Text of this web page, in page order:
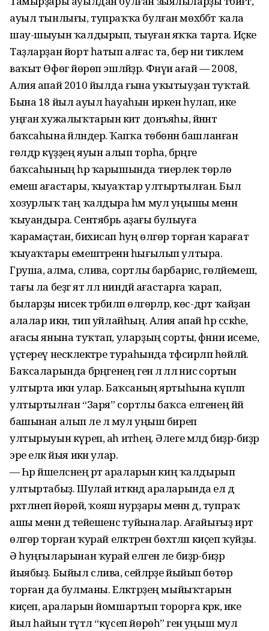
ауыл тынлығы, тупраҡҡа булған мөхәббәт ҡала
шау-шыуын ҡалдырып, тыуған яҡҡа тарта. Иҫке
Таҙларҙан йорт һатып алғас та, бер ни тиклем
ваҡыт Өфөгә йөрөп эшләйҙәр. Фәнәүи ағай — 2008, ә
Алия апай 2010 йылда ғына уҡытыуҙан туҡтай.
Бына 18 йыл ауыл һауаһын иркен һулап, ике
уңған хужалыҡтарын әкиәт донъяһы, йәннәт
баҡсаһына әйләндерә. Ҡапҡа төбөнән башланған
гөлдәр күҙҙең яуын алып торһа, бәрәңге
баҡсаһының һәр ҡарышында тиерлек төрлө
емеш ағастары, ҡыуаҡтар ултыртылған. Был
хозурлыҡ таң ҡалдыра һәм мул уңышы менән
ҡыуандыра. Сентябрь аҙағы булыуға
ҡарамаҫтан, бихисап һуң өлгөрә торған ҡарағат
ҡыуаҡтары емештәренән һығылып ултыра.
Груша, алма, слива, сортлы барбарис, гөлйемеш,
тағы ла беҙгә ят әллә ниндәй ағастарға ҡарап,
быларҙы нисек тәрбиәләп өлгөрәләр, көс-дәрт ҡайҙан
алалар икән, тип уйлайһың. Алия апай һәр сәскәһе,
ағасы янына туҡтап, уларҙың сорты, фәнни исеме,
үҫтереү нескәлектәре тураһында тәфсирләп һөйләй.
Баҡсаларында бәрәңгенең генә лә әллә нисә сортын
ултырта икән улар. Баҡсаның яртыһына күпләп
ултыртылған “Заря” сортлы баҡса еләгенең йәй
башынан алып әле лә мул уңыш биреп
ултырыуын күреп, аһ итәһең. Әлеге мәлдә биҙрә-биҙрә
эре еләк йыя икән улар.
— Һәр йәшелсәнең рәт араларын киң ҡалдырып
ултыртабыҙ. Шулай иткәндә араларында ел дә
рәхәтләнеп йөрөй, ҡояш нурҙары менән дә, тупраҡ
ашы менән дә тейешенсә туйыналар. Ағайығыҙ иртә
өлгөрә торған ҡурай еләктәрен бөхтәләп киҫеп ҡуйҙы.
Ә һуңғыларынан ҡурай еләген әле биҙрә-биҙрә
йыябыҙ. Быйыл слива, сейәләрҙе йыйып бөтөрә
торған да булманы. Еләктәрҙең мыйыҡтарын
киҫеп, араларын йомшартып торорға кәрәк, ике
йыл һайын түтәл “күсеп йөрөһә” генә уңыш мул